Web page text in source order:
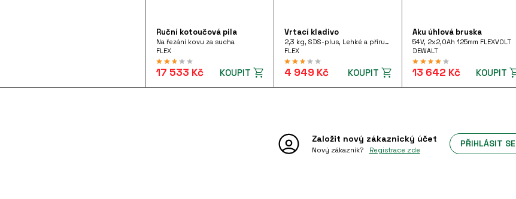
Ruční kotoučová pila
Na řezání kovu za sucha
FLEX
17 533 Kč KOUPIT
Vrtací kladivo
2,3 kg, SDS-plus, Lehké a příruční vrtací kladivo 710 W pistolového tvaru, FHE 2-22 SDS-plus 230/CEE
FLEX
4 949 Kč KOUPIT
Aku úhlová bruska
54V, 2x2,0Ah 125mm FLEXVOLT
DEWALT
13 642 Kč KOUPIT
Založit nový zákaznický účet
Nový zákazník? Registrace zde
PŘIHLÁSIT SE